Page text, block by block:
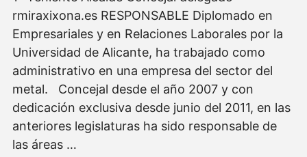
rmiraxixona.es RESPONSABLE Diplomado en
Empresariales y en Relaciones Laborales por la
Universidad de Alicante, ha trabajado como
administrativo en una empresa del sector del
metal. Concejal desde el año 2007 y con
dedicación exclusiva desde junio del 2011, en las
anteriores legislaturas ha sido responsable de
las áreas …